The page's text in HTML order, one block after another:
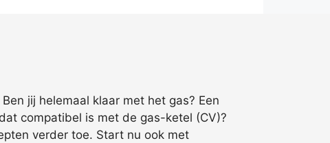
jij helemaal klaar met het gas? Een
compatibel is met de gas-ketel (CV)?
verder toe. Start nu ook met